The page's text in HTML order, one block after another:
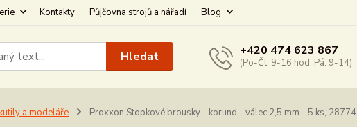
Kontakty Půjčovna strojů a nářadí Blog
Hledat +420 474 623 867
(Po-Čt: 9-16 hod; Pá: 9-14)
a modeláře Proxxon Stopkové brousky - korund - válec 2,5 mm - 5 ks, 28774